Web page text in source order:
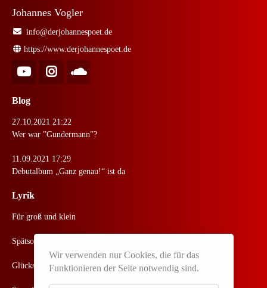
Johannes Vogler
info@derjohannespoet.de
https://www.derjohannespoet.de
Blog
27.10.2021 21:22
Wer war "Gundermann"?
11.09.2021 17:29
Debutalbum „Ganz genau!“ ist da
Lyrik
Für groß und klein
Spätsommerhäuser
Glückskind
Wir verwenden nur Cookies, die für das
Funktionieren der Seite notwendig sind.